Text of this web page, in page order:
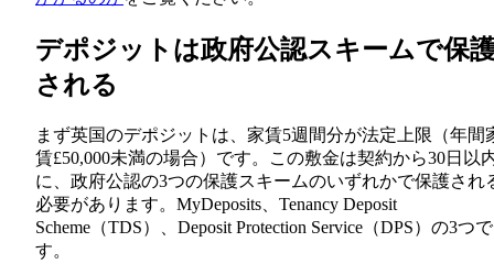
デポジットは政府公認スキームで保
される
まず英国のデポジットは、家賃5週間分が法定上限（年間
賃£50,000未満の場合）です。この敷金は契約から30日以
に、政府公認の3つの保護スキームのいずれかで保護され
必要があります。MyDeposits、Tenancy Deposit
Scheme（TDS）、Deposit Protection Service（DPS）の3つで
す。